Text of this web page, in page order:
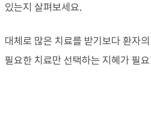
있는지 살펴보세요.
대체로 많은 치료를 받기보다 환자
필요한 치료만 선택하는 지혜가 필